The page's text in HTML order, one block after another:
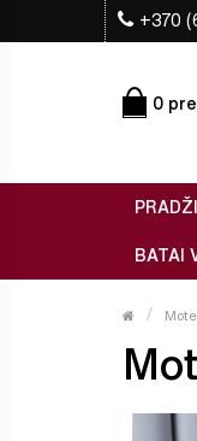
+370
0
BATAI